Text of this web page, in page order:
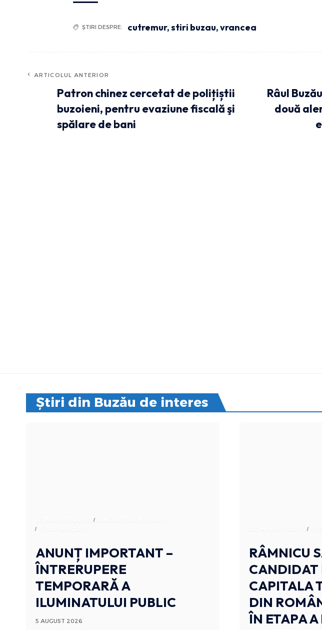
ȘTIRI DESPRE: cutremur,stiri buzau,vrancea
ARTICOLUL ANTERIOR
Patron chinez cercetat de polițiștii
buzoieni, pentru evaziune fiscală şi
spălare de bani
Râul
două
Știri din Buzău de interes
ADMINISTRATIV
ANUNȚ IMPORTANT –
ÎNTRERUPERE
TEMPORARĂ A
ILUMINATULUI PUBLIC
5 AUGUST 2026
ADMINISTRATIV
RÂMNICU
CANDIDAT
CAPITALA
DIN
ÎN ETAPA